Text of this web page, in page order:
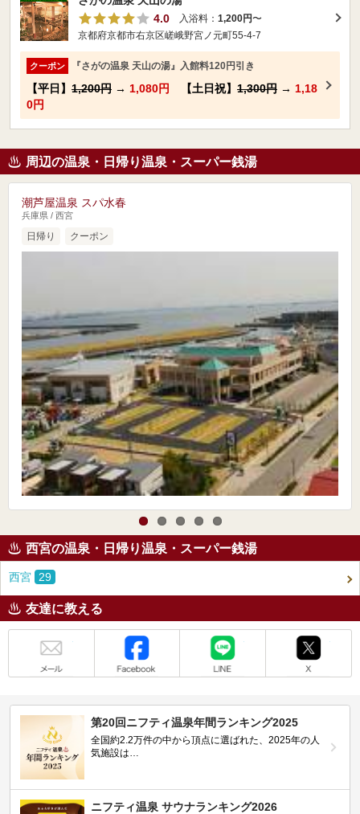
4.0
入浴料： 1,200円〜
京都府京都市右京区嵯峨野宮ノ元町55-4-7
クーポン 『さがの温泉 天山の湯』入館料120円引き
【平日】 1,200円 → 1,080円 【土日祝】 1,300円 → 1,18
0円
周辺の温泉・日帰り温泉・スーパー銭湯
潮芦屋温泉 スパ水春
兵庫県 / 西宮
日帰り クーポン
西宮の温泉・日帰り温泉・スーパー銭湯
西宮 29
友達に教える
第20回ニフティ温泉年間ランキング2025
全国約2.2万件の中から頂点に選ばれた、2025年の人
気施設は…
ニフティ温泉 サウナランキング2026